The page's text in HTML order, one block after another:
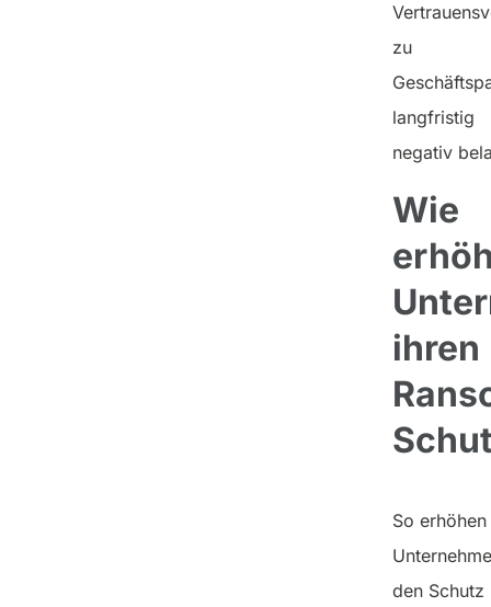
zu
langfristig
negativ
Wie
ihren
So erhöhen
den Schutz